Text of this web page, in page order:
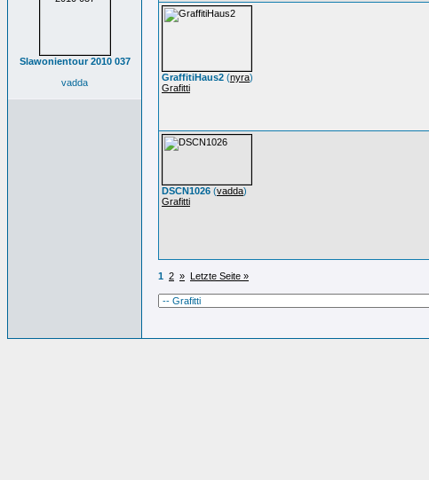
Slawonientour 2010 037
vadda
GraffitiHaus2 (nyra)
Grafitti
DSCN1026 (vadda)
Grafitti
1 2 » Letzte Seite »